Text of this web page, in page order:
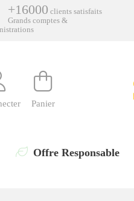
+16000 clients satisfaits
Grands comptes &
Panier
Offre Responsable